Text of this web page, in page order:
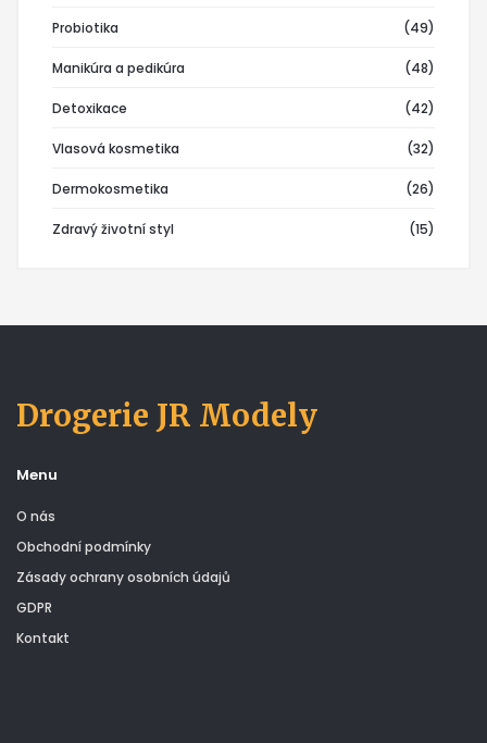
Probiotika (49)
Manikúra a pedikúra (48)
Detoxikace (42)
Vlasová kosmetika (32)
Dermokosmetika (26)
Zdravý životní styl (15)
Drogerie JR Modely
Menu
O nás
Obchodní podmínky
Zásady ochrany osobních údajů
GDPR
Kontakt